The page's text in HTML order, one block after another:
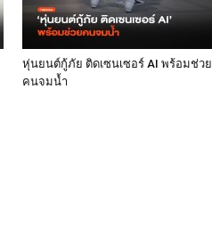
หุ่นยนต์กู้ภัย ติดเซนเซอร์ AI พร้อมช่วย
คนจมน้ำ